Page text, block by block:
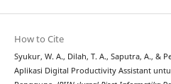
How to Cite
Syukur, W. A., Dilah, T. A., Saputra, A., &
Aplikasi Digital Productivity Assistant